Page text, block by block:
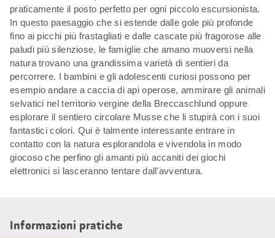
praticamente il posto perfetto per ogni piccolo escursionista.
In questo paesaggio che si estende dalle gole più profonde
fino ai picchi più frastagliati e dalle cascate più fragorose alle
paludi più silenziose, le famiglie che amano muoversi nella
natura trovano una grandissima varietà di sentieri da
percorrere. I bambini e gli adolescenti curiosi possono per
esempio andare a caccia di api operose, ammirare gli animali
selvatici nel territorio vergine della Breccaschlund oppure
esplorare il sentiero circolare Musse che li stupirà con i suoi
fantastici colori. Qui è talmente interessante entrare in
contatto con la natura esplorandola e vivendola in modo
giocoso che perfino gli amanti più accaniti dei giochi
elettronici si lasceranno tentare dall'avventura.
Informazioni pratiche